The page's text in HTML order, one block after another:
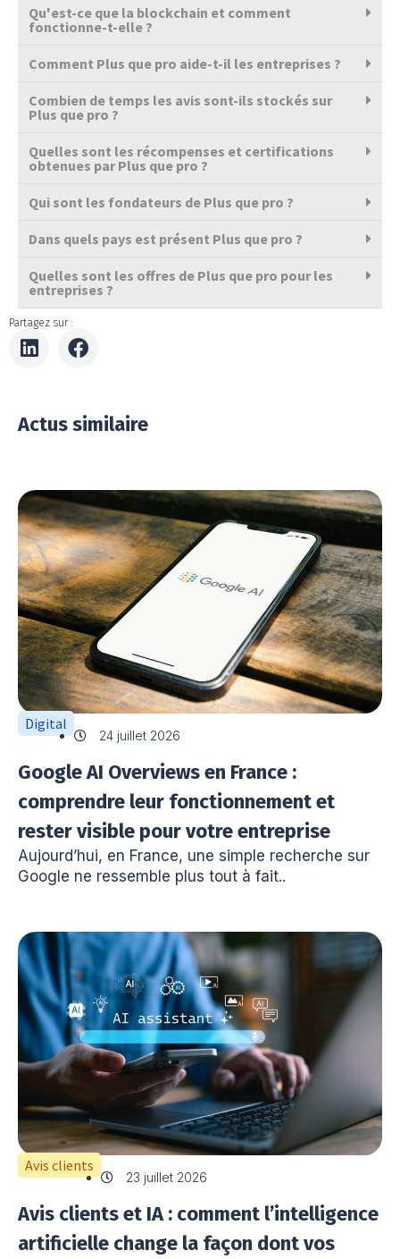
Qu'est-ce que la blockchain et comment
fonctionne-t-elle ?
Comment Plus que pro aide-t-il les entreprises ?
Combien de temps les avis sont-ils stockés sur
Plus que pro ?
Quelles sont les récompenses et certifications
obtenues par Plus que pro ?
Qui sont les fondateurs de Plus que pro ?
Dans quels pays est présent Plus que pro ?
Quelles sont les offres de Plus que pro pour les
entreprises ?
Partagez sur :
Actus similaire
Digital
24 juillet 2026
Google AI Overviews en France :
comprendre leur fonctionnement et
rester visible pour votre entreprise
Aujourd’hui, en France, une simple recherche sur
Google ne ressemble plus tout à fait..
Avis clients
23 juillet 2026
Avis clients et IA : comment l’intelligence
artificielle change la façon dont vos